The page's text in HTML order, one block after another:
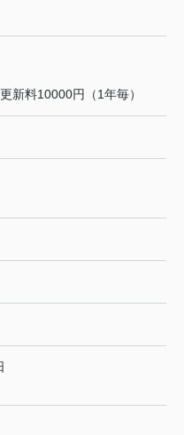
新料10000円（1年毎）